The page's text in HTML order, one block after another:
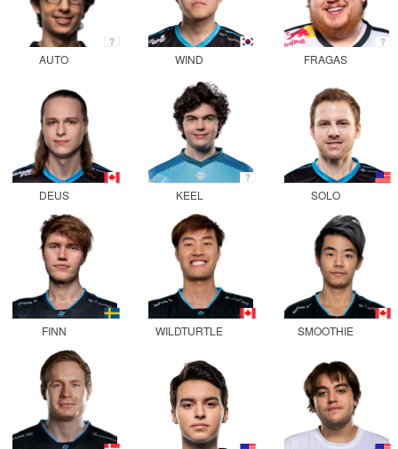
AUTO WIND FRAGAS
DEUS KEEL SOLO
FINN WILDTURTLE SMOOTHIE